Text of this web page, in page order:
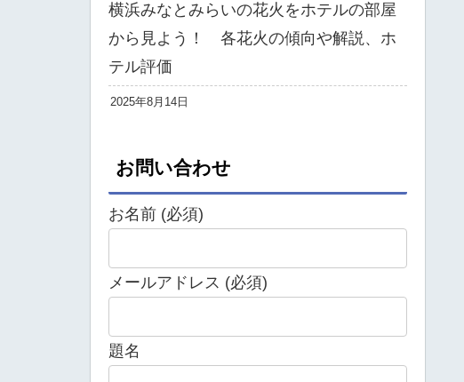
横浜みなとみらいの花火をホテルの部屋
から見よう！ 各花火の傾向や解説、ホ
テル評価
2025年8月14日
お問い合わせ
お名前 (必須)
メールアドレス (必須)
題名